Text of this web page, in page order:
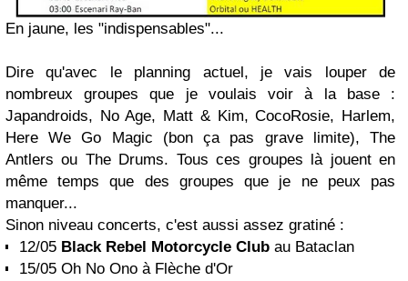
En jaune, les "indispensables"...
Dire qu'avec le planning actuel, je vais louper de
nombreux groupes que je voulais voir à la base :
Japandroids, No Age, Matt & Kim, CocoRosie, Harlem,
Here We Go Magic (bon ça pas grave limite), The
Antlers ou The Drums. Tous ces groupes là jouent en
même temps que des groupes que je ne peux pas
manquer...
Sinon niveau concerts, c'est aussi assez gratiné :
12/05 Black Rebel Motorcycle Club au Bataclan
15/05 Oh No Ono à Flèche d'Or